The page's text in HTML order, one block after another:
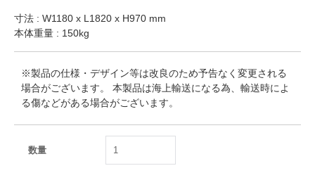
寸法 : W1180 x L1820 x H970 mm
本体重量 : 150kg
※製品の仕様・デザイン等は改良のため予告なく変更される
場合がございます。 本製品は海上輸送になる為、輸送時によ
る傷などがある場合がございます。
数量